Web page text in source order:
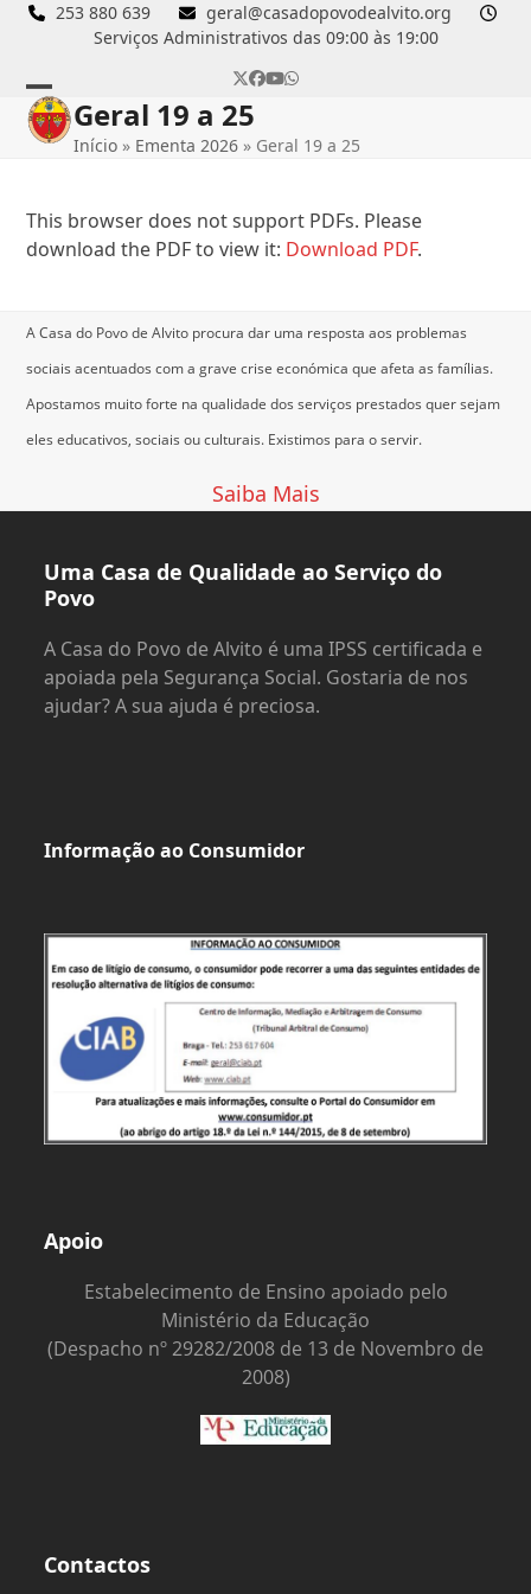
Skip
253 880 639
geral@casadopovodealvito.org
Serviços Administrativos das 09:00 às 19:00
Twitter
Facebook
YouTube
Whatsapp
Open
mobile
Close
mobile
Geral 19 a 25
Início » Ementa 2026 » Geral 19 a 25
This browser does not support PDFs. Please
download the PDF to view it: Download PDF.
A Casa do Povo de Alvito procura dar uma resposta aos problemas
sociais acentuados com a grave crise económica que afeta as famílias.
Apostamos muito forte na qualidade dos serviços prestados quer sejam
eles educativos, sociais ou culturais. Existimos para o servir.
Saiba Mais
Uma Casa de Qualidade ao Serviço do
Povo
A Casa do Povo de Alvito é uma IPSS certificada e
apoiada pela Segurança Social. Gostaria de nos
ajudar? A sua ajuda é preciosa.
Informação ao Consumidor
Apoio
Estabelecimento de Ensino apoiado pelo
Ministério da Educação
(Despacho nº 29282/2008 de 13 de Novembro de
2008)
Contactos